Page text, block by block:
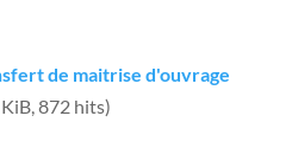
de maitrise d'ouvrage
872 hits)